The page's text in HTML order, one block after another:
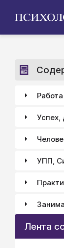
Успех,
УПП,
Лента